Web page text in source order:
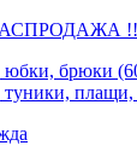
!!!
юбки, брюки
туники,